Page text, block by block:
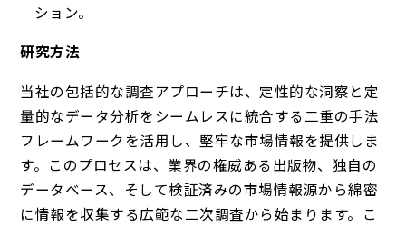
ション。
研究方法
当社の包括的な調査アプローチは、定性的な洞察と定
量的なデータ分析をシームレスに統合する二重の手法
フレームワークを活用し、堅牢な市場情報を提供しま
す。このプロセスは、業界の権威ある出版物、独自の
データベース、そして検証済みの市場情報源から綿密
に情報を収集する広範な二次調査から始まります。こ